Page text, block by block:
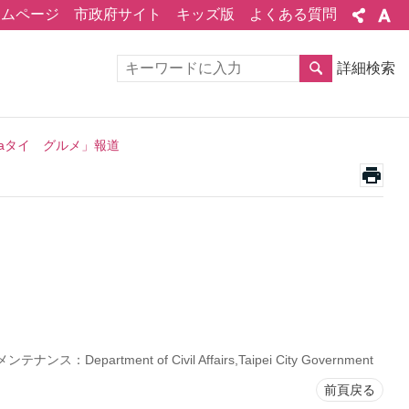
ページ 市政府サイト キッズ版 よくある質問
詳細検索
タイ グルメ」報道
ンテナンス：Department of Civil Affairs,Taipei City Government
前頁戻る